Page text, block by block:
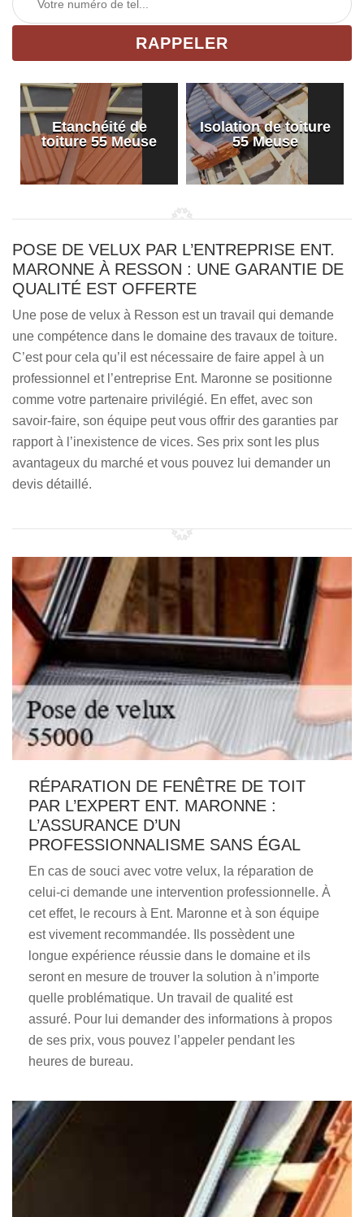
Etanchéité de
toiture 55 Meuse
Isolation de toiture
55 Meuse
POSE DE VELUX PAR L’ENTREPRISE ENT.
MARONNE À RESSON : UNE GARANTIE DE
QUALITÉ EST OFFERTE
Une pose de velux à Resson est un travail qui demande
une compétence dans le domaine des travaux de toiture.
C’est pour cela qu’il est nécessaire de faire appel à un
professionnel et l’entreprise Ent. Maronne se positionne
comme votre partenaire privilégié. En effet, avec son
savoir-faire, son équipe peut vous offrir des garanties par
rapport à l’inexistence de vices. Ses prix sont les plus
avantageux du marché et vous pouvez lui demander un
devis détaillé.
RÉPARATION DE FENÊTRE DE TOIT
PAR L’EXPERT ENT. MARONNE :
L’ASSURANCE D’UN
PROFESSIONNALISME SANS ÉGAL
En cas de souci avec votre velux, la réparation de
celui-ci demande une intervention professionnelle. À
cet effet, le recours à Ent. Maronne et à son équipe
est vivement recommandée. Ils possèdent une
longue expérience réussie dans le domaine et ils
seront en mesure de trouver la solution à n’importe
quelle problématique. Un travail de qualité est
assuré. Pour lui demander des informations à propos
de ses prix, vous pouvez l’appeler pendant les
heures de bureau.